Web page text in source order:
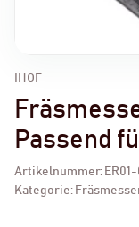
IHOF
Passend
Artikelnummer:
Kategorie: